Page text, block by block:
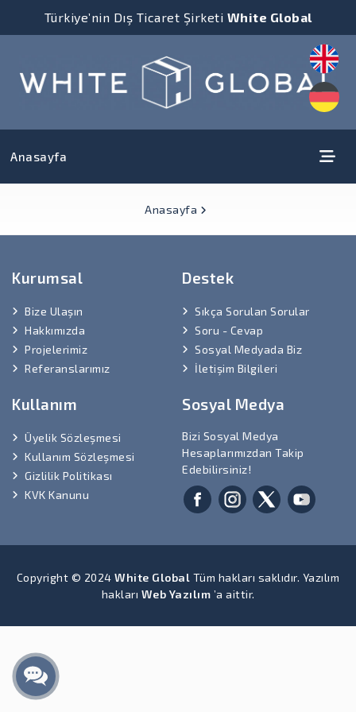
Türkiye’nin Dış Ticaret Şirketi White Global
Anasayfa
Anasayfa
Kurumsal
Bize Ulaşın
Hakkımızda
Projelerimiz
Referanslarımız
Destek
Sıkça Sorulan Sorular
Soru - Cevap
Sosyal Medyada Biz
İletişim Bilgileri
Kullanım
Üyelik Sözleşmesi
Kullanım Sözleşmesi
Gizlilik Politikası
KVK Kanunu
Sosyal Medya
Bizi Sosyal Medya
Hesaplarımızdan Takip
Edebilirsiniz!
Copyright © 2024White Global Tüm hakları saklıdır. Yazılım
hakları Web Yazılım ’a aittir.